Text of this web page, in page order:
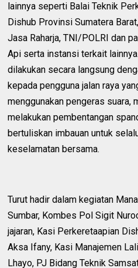
lainnya seperti Balai Teknik
Dishub Provinsi Sumatera
Jasa Raharja, TNI/POLRI dan
Api serta instansi terkait
dilakukan secara langsung
kepada pengguna jalan raya
menggunakan pengeras suara,
melakukan pembentangan
bertuliskan imbauan untuk
keselamatan bersama.
Turut hadir dalam kegiatan
Sumbar, Kombes Pol Sigit
jajaran, Kasi Perkeretaapian
Aksa Ifany, Kasi Manajemen
Lhayo, PJ Bidang Teknik